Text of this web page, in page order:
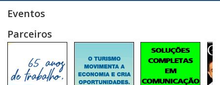
Eventos
Parceiros